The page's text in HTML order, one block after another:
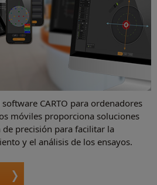
CARTO para ordenadores
móviles proporciona soluciones
precisión para facilitar la
y el análisis de los ensayos.